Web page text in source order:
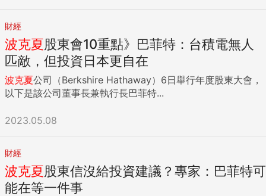
財經
波克夏股東會10重點》巴菲特：台積電無人
匹敵，但投資日本更自在
波克夏公司（Berkshire Hathaway）6日舉行年度股東大會，
以下是該公司董事長兼執行長巴菲特...
2023.05.08
財經
波克夏股東信沒給投資建議？專家：巴菲特可
能在等一件事